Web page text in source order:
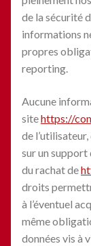
de la sécurité
informations
propres
reporting.
Aucune
sitehttps://
de
sur un support
du rachat de
droits
à l’éventuel
même
données vis à